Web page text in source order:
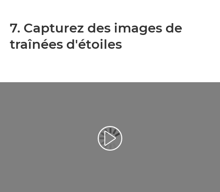
7. Capturez des images de
traînées d'étoiles
Lancer la vidéo